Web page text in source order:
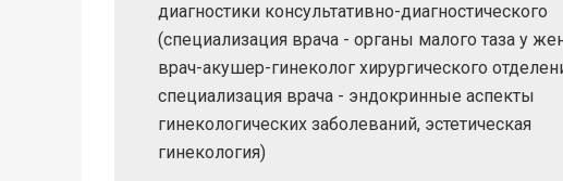
диагностики консультативно-диагностического
(специализация врача - органы малого таза у
врач-акушер-гинеколог хирургического
специализация врача - эндокринные аспекты
гинекологических заболеваний, эстетическая
гинекология)